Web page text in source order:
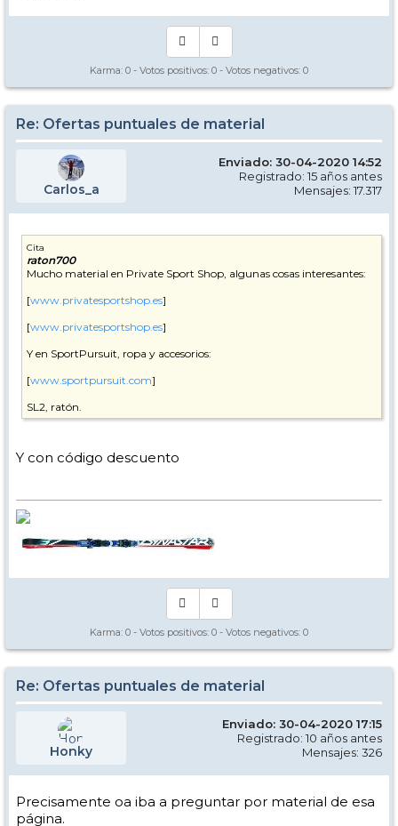
Karma: 0 - Votos positivos: 0 - Votos negativos: 0
Re: Ofertas puntuales de material
Carlos_a
Enviado: 30-04-2020 14:52
Registrado: 15 años antes
Mensajes: 17.317
Cita
raton700
Mucho material en Private Sport Shop, algunas cosas interesantes:
[www.privatesportshop.es]
[www.privatesportshop.es]
Y en SportPursuit, ropa y accesorios:
[www.sportpursuit.com]
SL2, ratón.
Y con código descuento
Karma: 0 - Votos positivos: 0 - Votos negativos: 0
Re: Ofertas puntuales de material
Honky
Enviado: 30-04-2020 17:15
Registrado: 10 años antes
Mensajes: 326
Precisamente oa iba a preguntar por material de esa
página.